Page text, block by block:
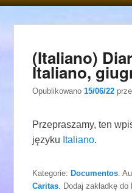
(Italiano)
Italiano,
Opublikowano15/06/22
Przepraszamy, ten
języku Italiano.
Kategorie:Documentos .
Caritas . Dodaj zakładkę do